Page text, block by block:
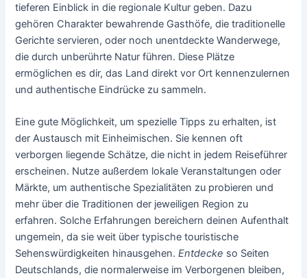
tieferen Einblick in die regionale Kultur geben. Dazu
gehören Charakter bewahrende Gasthöfe, die traditionelle
Gerichte servieren, oder noch unentdeckte Wanderwege,
die durch unberührte Natur führen. Diese Plätze
ermöglichen es dir, das Land direkt vor Ort kennenzulernen
und authentische Eindrücke zu sammeln.
Eine gute Möglichkeit, um spezielle Tipps zu erhalten, ist
der Austausch mit Einheimischen. Sie kennen oft
verborgen liegende Schätze, die nicht in jedem Reiseführer
erscheinen. Nutze außerdem lokale Veranstaltungen oder
Märkte, um authentische Spezialitäten zu probieren und
mehr über die Traditionen der jeweiligen Region zu
erfahren. Solche Erfahrungen bereichern deinen Aufenthalt
ungemein, da sie weit über typische touristische
Sehenswürdigkeiten hinausgehen.Entdecke so Seiten
Deutschlands, die normalerweise im Verborgenen bleiben,